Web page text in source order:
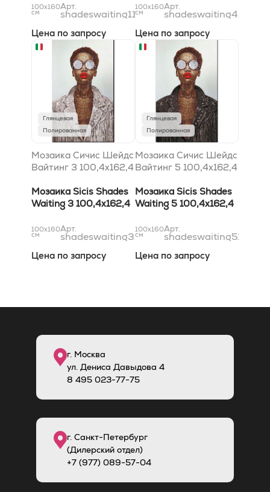
100x160
см
Арт.
shadeswaiting1100x162
Цена по запросу
100x160
см
Арт.
Цена по запросу
Глянцевая
Полированная
Мозаика Сичис Шейдс
Вайтинг 3 100,4x162,4
Мозаика Sicis Shades
Waiting 3 100,4x162,4
100x160
см
Арт.
shadeswaiting3100x162
Цена по запросу
Глянцевая
Полированная
Мозаика Сичис Шейдс
Вайтинг 5 100,4x162,4
Мозаика Sicis Shades
Waiting 5 100,4x162,4
100x160
см
Арт.
Цена по запросу
г. Москва
ул. Дениса Давыдова 4
8 495 023-77-75
г. Санкт-Петербург
(Дилерский отдел)
+7 (977) 089-57-04